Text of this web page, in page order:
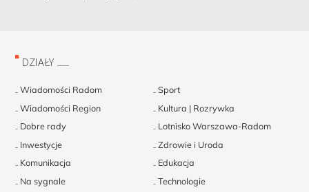
DZIAŁY
Wiadomości Radom
Sport
Wiadomości Region
Kultura | Rozrywka
Dobre rady
Lotnisko Warszawa-Radom
Inwestycje
Zdrowie i Uroda
Komunikacja
Edukacja
Na sygnale
Technologie